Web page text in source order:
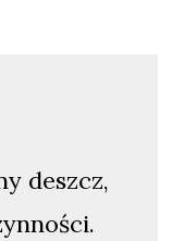
deszcz,